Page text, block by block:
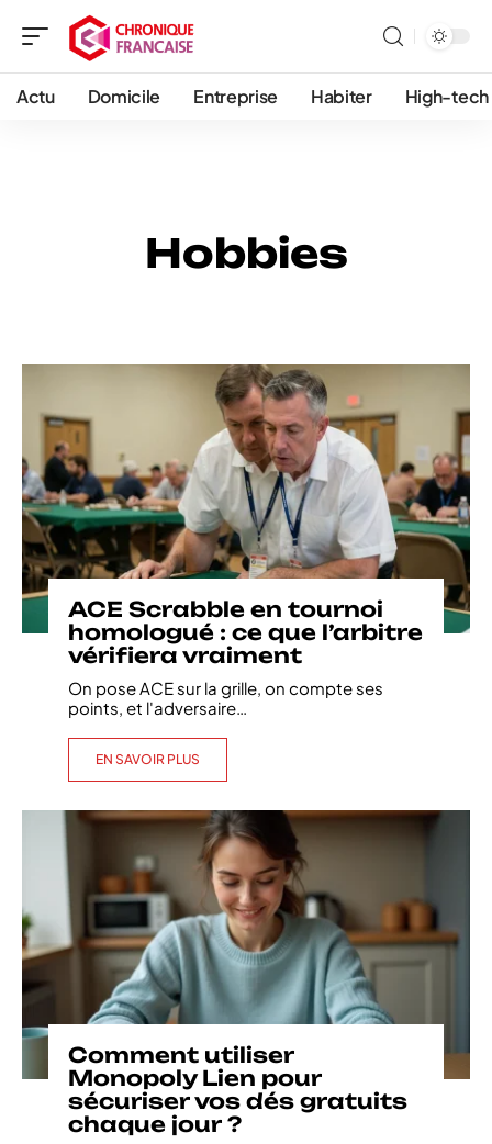
Actu Domicile Entreprise Habiter High-tech
Hobbies
ACE Scrabble en tournoi
homologué : ce que l’arbitre
vérifiera vraiment
On pose ACE sur la grille, on compte ses
points, et l'adversaire
EN SAVOIR PLUS
Comment utiliser
Monopoly Lien pour
sécuriser vos dés gratuits
chaque jour ?